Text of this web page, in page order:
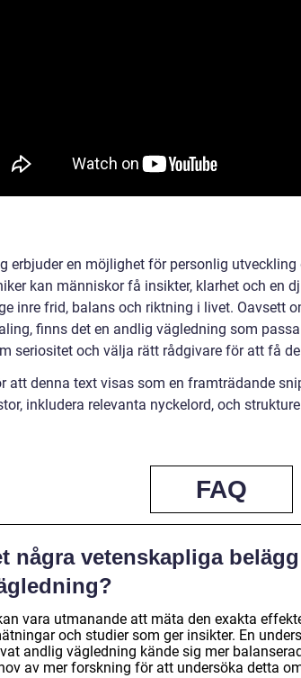
erbjuder en möjlighet för personlig
kan människor få insikter, klarhet och en
inre frid, balans och riktning i livet. Oavsett
finns det en andlig vägledning som
seriositet och välja rätt rådgivare för att få
att denna text visas som en framträdande
inkludera relevanta nyckelord, och
FAQ
några vetenskapliga
vara utmanande att mäta den exakta
och studier som ger insikter. En
andlig vägledning kände sig mer
av mer forskning för att undersöka detta